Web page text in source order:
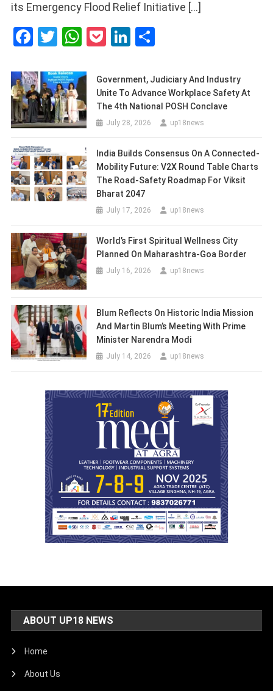
its Emergency Flood Relief Initiative […]
Facebook
Twitter
WhatsApp
PocketLinkedIn
Government, Judiciary And Industry
Unite To Advance Workplace Safety At
The 4th National POSH Conclave
July 28, 2026 up18news
India Builds Consensus On A Connected-
Mobility Future: V2X Round Table Charts
The Road-Safety Roadmap For Viksit
Bharat 2047
July 17, 2026 up18news
World’s First Spiritual Wellness City
Planned On Maharashtra-Goa Border
July 16, 2026 up18news
Blum Reflects On Historic India Mission
And Martin Blum’s Meeting With Prime
Minister Narendra Modi
July 14, 2026 up18news
ABOUT UP18 NEWS
Home
About Us